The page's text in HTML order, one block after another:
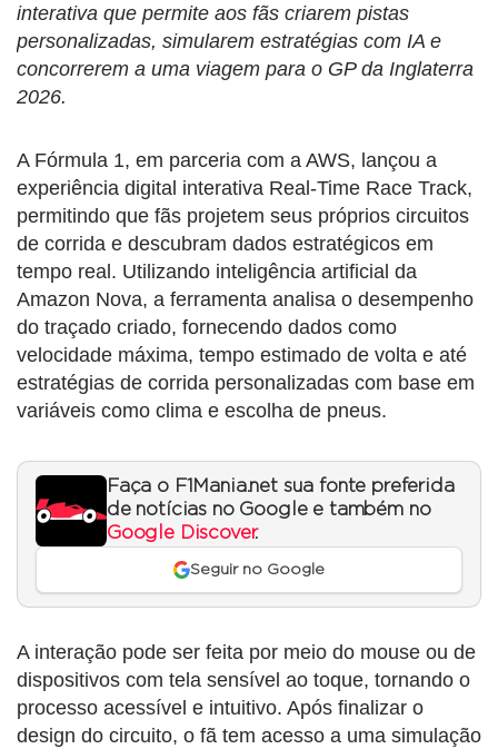
interativa que permite aos fãs criarem pistas
personalizadas, simularem estratégias com IA e
concorrerem a uma viagem para o GP da Inglaterra
2026.
A Fórmula 1, em parceria com a AWS, lançou a
experiência digital interativa Real-Time Race Track,
permitindo que fãs projetem seus próprios circuitos
de corrida e descubram dados estratégicos em
tempo real. Utilizando inteligência artificial da
Amazon Nova, a ferramenta analisa o desempenho
do traçado criado, fornecendo dados como
velocidade máxima, tempo estimado de volta e até
estratégias de corrida personalizadas com base em
variáveis como clima e escolha de pneus.
Faça o F1Mania.net sua fonte preferida
de notícias no Google e também no
Google Discover.
Seguir no Google
A interação pode ser feita por meio do mouse ou de
dispositivos com tela sensível ao toque, tornando o
processo acessível e intuitivo. Após finalizar o
design do circuito, o fã tem acesso a uma simulação